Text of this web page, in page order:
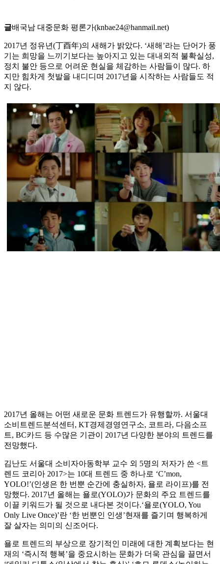
글배국남 대중문화 평론가(knbae24@hanmail.net)
2017년 정유년(丁酉年)의 새해가 밝았다. ‘새해’라는 단어가 풍
기는 희망을 느끼기보다는 높아지고 있는 대내외적 불확실성,
정치 불안 등으로 어려운 현실을 체감하는 사람들이 많다. 하
지만 힘차게 첫발을 내디디며 2017년을 시작하는 사람들도 적
지 않다.
2017년 올해는 어떤 새로운 문화 트렌드가 유행할까. 서울대
소비트렌드분석센터, KT경제경영연구소, 코트라, 다음소프
트, BC카드 등 수많은 기관이 2017년 다양한 분야의 트렌드를
전망했다.
김난도 서울대 소비자아동학부 교수 외 5명의 저자가 쓴 <트
렌드 코리아 2017>는 10대 트렌드 중 하나로 ‘C’mon,
YOLO!’(인생은 한 번뿐 순간에 충실하자, 욜로 라이프)를 전
망했다. 2017년 올해는 욜로(YOLO)가 문화의 주요 트렌드를
이끌 키워드가 될 것으로 내다본 것이다.‘욜로(YOLO, You
Only Live Once)’란 ‘한 번뿐인 인생’현재를 즐기며 행복하게
잘 살자는 의미의 신조어다.
욜로 트렌드의 부상으로 장기적인 미래에 대한 계획보다는 현
재의 ‘즉시적 행복’을 중요시하는 문화가 더욱 관심을 끌면서